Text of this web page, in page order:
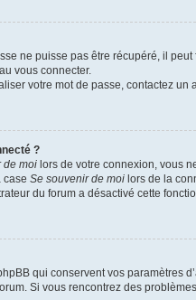
ne puisse pas être récupéré, il
vous connecter.
votre mot de passe, contactez un
?
de moi lors de votre connexion, vous
case Se souvenir de moi lors de la
du forum a désactivé cette
qui conservent vos paramètres
Si vous rencontrez des